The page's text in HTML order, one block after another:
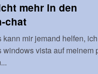
mehr in den
chat
kann mir jemand helfen,
windows vista auf meinem